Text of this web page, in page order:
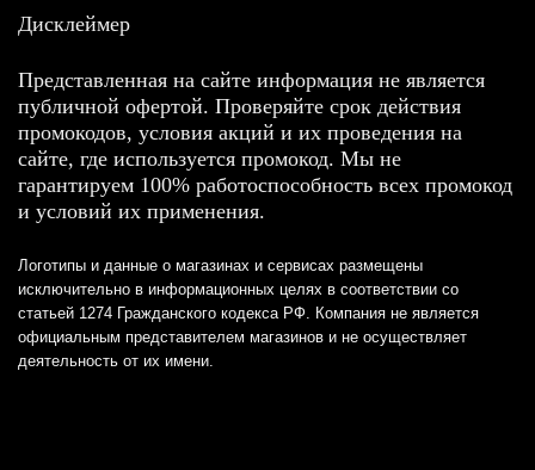
Дисклеймер
Представленная на сайте информация не является
публичной офертой. Проверяйте срок действия
промокодов, условия акций и их проведения на
сайте, где используется промокод. Мы не
гарантируем 100% работоспособность всех промокод
и условий их применения.
Логотипы и данные о магазинах и сервисах размещены
исключительно в информационных целях в соответствии со
статьей 1274 Гражданского кодекса РФ. Компания не является
официальным представителем магазинов и не осуществляет
деятельность от их имени.